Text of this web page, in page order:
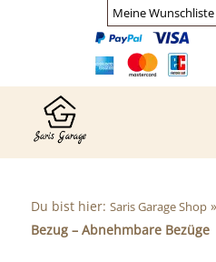
Meine Wunschliste
Du bist hier: Saris Garage Shop»
Bezug – Abnehmbare Bezüge